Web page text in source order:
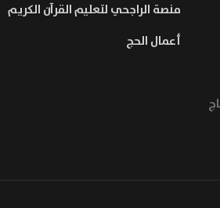
منصة الراجحي لتعليم القرآن الكريم
أعمال الحج